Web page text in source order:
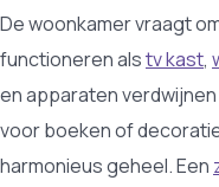
De woonkamer vraagt
functioneren alstv kast,
en apparaten
voor boeken of
harmonieus geheel. Een